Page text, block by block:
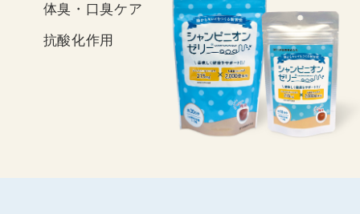
体臭・口臭ケア
抗酸化作用